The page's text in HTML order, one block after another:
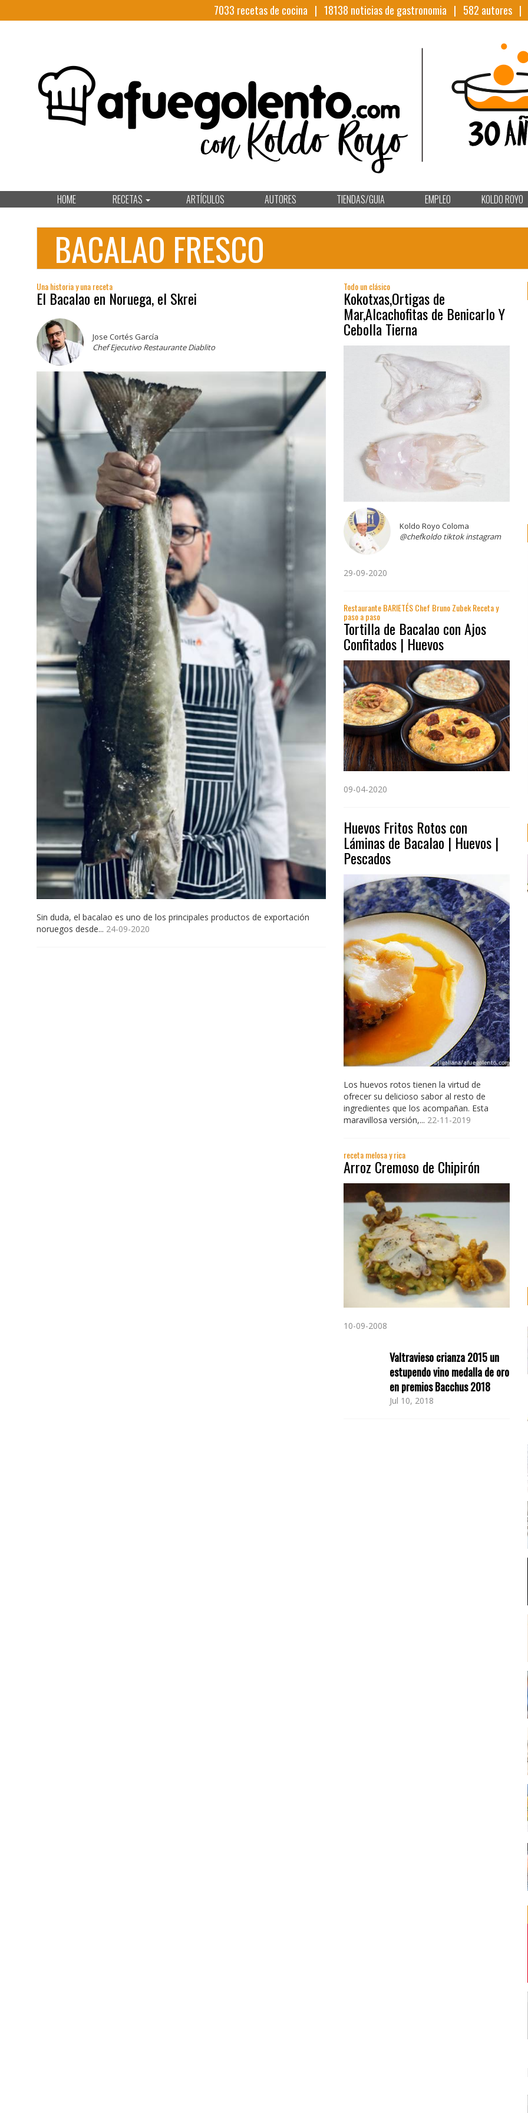
7033 recetas de cocina | 18138 noticias de gastronomia | 582 autores |
HOME RECETAS ARTÍCULOS AUTORES TIENDAS/GUIA EMPLEO KOLDO ROYO
BACALAO FRESCO
Una historia y una receta
El Bacalao en Noruega, el Skrei
Jose Cortés García
Chef Ejecutivo Restaurante Diablito
Sin duda, el bacalao es uno de los principales productos de exportación
noruegos desde... 24-09-2020
Todo un clásico
Kokotxas,Ortigas de
Mar,Alcachofitas de Benicarlo Y
Cebolla Tierna
Koldo Royo Coloma
@chefkoldo tiktok instagram
29-09-2020
Restaurante BARIETÉS Chef Bruno Zubek Receta y
paso a paso
Tortilla de Bacalao con Ajos
Confitados | Huevos
09-04-2020
Huevos Fritos Rotos con
Láminas de Bacalao | Huevos |
Pescados
Los huevos rotos tienen la virtud de
ofrecer su delicioso sabor al resto de
ingredientes que los acompañan. Esta
maravillosa versión,... 22-11-2019
receta melosa y rica
Arroz Cremoso de Chipirón
10-09-2008
Valtravieso crianza 2015 un
estupendo vino medalla de oro
en premios Bacchus 2018
Jul 10, 2018